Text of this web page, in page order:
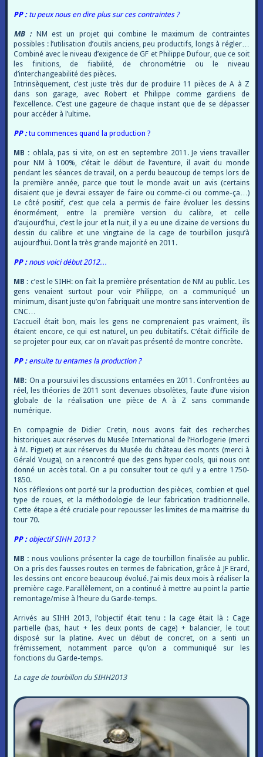
PP :tu peux nous en dire plus sur ces contraintes ?
MB : NM est un projet qui combine le maximum de contraintes
possibles : l’utilisation d’outils anciens, peu productifs, longs à régler…
Combiné avec le niveau d’exigence de GF et Philippe Dufour, que ce soit
les finitions, de fiabilité, de chronométrie ou le niveau
d’interchangeabilité des pièces.
Intrinsèquement, c’est juste très dur de produire 11 pièces de A à Z
dans son garage, avec Robert et Philippe comme gardiens de
l’excellence. C’est une gageure de chaque instant que de se dépasser
pour accéder à l’ultime.
PP :tu commences quand la production ?
MB : ohlala, pas si vite, on est en septembre 2011. Je viens travailler
pour NM à 100%, c’était le début de l’aventure, il avait du monde
pendant les séances de travail, on a perdu beaucoup de temps lors de
la première année, parce que tout le monde avait un avis (certains
disaient que je devrai essayer de faire ou comme-ci ou comme-ça…)
Le côté positif, c’est que cela a permis de faire évoluer les dessins
énormément, entre la première version du calibre, et celle
d’aujourd’hui, c’est le jour et la nuit, il y a eu une dizaine de versions du
dessin du calibre et une vingtaine de la cage de tourbillon jusqu’à
aujourd’hui. Dont la très grande majorité en 2011.
PP :nous voici début 2012…
MB : c’est le SIHH: on fait la première présentation de NM au public. Les
gens venaient surtout pour voir Philippe, on a communiqué un
minimum, disant juste qu’on fabriquait une montre sans intervention de
CNC…
L’accueil était bon, mais les gens ne comprenaient pas vraiment, ils
étaient encore, ce qui est naturel, un peu dubitatifs. C’était difficile de
se projeter pour eux, car on n’avait pas présenté de montre concrète.
PP :ensuite tu entames la production ?
MB: On a poursuivi les discussions entamées en 2011. Confrontées au
réel, les théories de 2011 sont devenues obsolètes, faute d’une vision
globale de la réalisation une pièce de A à Z sans commande
numérique.
En compagnie de Didier Cretin, nous avons fait des recherches
historiques aux réserves du Musée International de l’Horlogerie (merci
à M. Piguet) et aux réserves du Musée du château des monts (merci à
Gérald Vouga), on a rencontré que des gens hyper cools, qui nous ont
donné un accès total. On a pu consulter tout ce qu’il y a entre 1750-
1850.
Nos réflexions ont porté sur la production des pièces, combien et quel
type de roues, et la méthodologie de leur fabrication traditionnelle.
Cette étape a été cruciale pour repousser les limites de ma maitrise du
tour 70.
PP :objectif SIHH 2013 ?
MB : nous voulions présenter la cage de tourbillon finalisée au public.
On a pris des fausses routes en termes de fabrication, grâce à JF Erard,
les dessins ont encore beaucoup évolué. J’ai mis deux mois à réaliser la
première cage. Parallèlement, on a continué à mettre au point la partie
remontage/mise à l’heure du Garde-temps.
Arrivés au SIHH 2013, l’objectif était tenu : la cage était là : Cage
partielle (bas, haut + les deux ponts de cage) + balancier, le tout
disposé sur la platine. Avec un début de concret, on a senti un
frémissement, notamment parce qu’on a communiqué sur les
fonctions du Garde-temps.
La cage de tourbillon du SIHH2013